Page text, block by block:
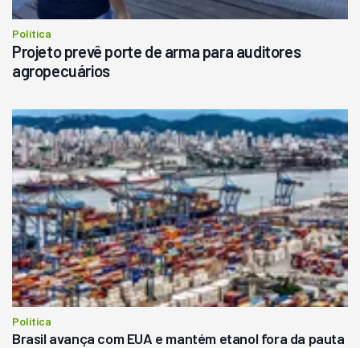
Política
Projeto prevê porte de arma para auditores
agropecuários
Política
Brasil avança com EUA e mantém etanol fora da pauta